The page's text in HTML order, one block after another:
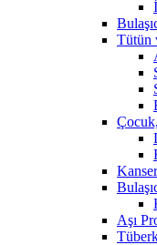
Tütün
Aşı